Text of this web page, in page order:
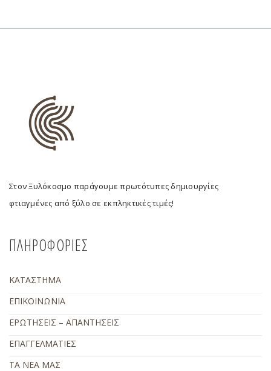
Στον Ξυλόκοσμο παράγουμε πρωτότυπες δημιουργίες
φτιαγμένες από ξύλο σε εκπληκτικές τιμές!
ΠΛΗΡΟΦΟΡΙΕΣ
ΚΑΤΑΣΤΗΜΑ
ΕΠΙΚΟΙΝΩΝΙΑ
ΕΡΩΤΗΣΕΙΣ – ΑΠΑΝΤΗΣΕΙΣ
ΕΠΑΓΓΕΛΜΑΤΙΕΣ
ΤΑ ΝΕΑ ΜΑΣ